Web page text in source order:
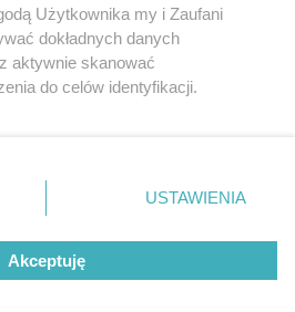
Użytkownika my i Zaufani
dokładnych danych
aktywnie skanować
do celów identyfikacji.
przycisk ustawień prywatności
dolnym rogu strony
nie wymagają zgody
sprzeciwić się takiemu
będą miały zastosowanie tylko
USTAWIENIA
Akceptuję